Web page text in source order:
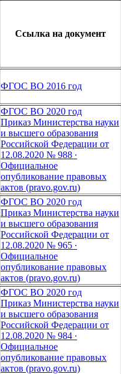
Ссылка на документ
ФГОС ВО 2016 год
ФГОС ВО 2020 год
Приказ Министерства науки
и высшего образования
Российской Федерации от
12.08.2020 № 988 ∙
Официальное
опубликование правовых
актов (pravo.gov.ru)
ФГОС ВО 2020 год
Приказ Министерства науки
и высшего образования
Российской Федерации от
12.08.2020 № 965 ∙
Официальное
опубликование правовых
актов (pravo.gov.ru)
ФГОС ВО 2020 год
Приказ Министерства науки
и высшего образования
Российской Федерации от
12.08.2020 № 984 ∙
Официальное
опубликование правовых
актов (pravo.gov.ru)